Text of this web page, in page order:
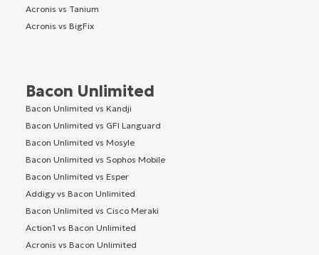
Acronis vs Tanium
Acronis vs BigFix
Bacon Unlimited
Bacon Unlimited vs Kandji
Bacon Unlimited vs GFI Languard
Bacon Unlimited vs Mosyle
Bacon Unlimited vs Sophos Mobile
Bacon Unlimited vs Esper
Addigy vs Bacon Unlimited
Bacon Unlimited vs Cisco Meraki
Action1 vs Bacon Unlimited
Acronis vs Bacon Unlimited